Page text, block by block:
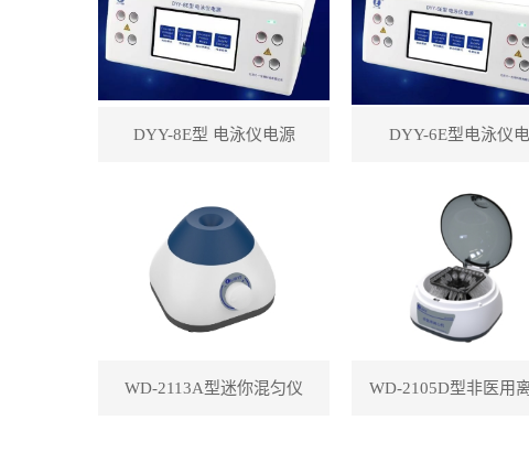
DYY-8E型 电泳仪电源 DYY-6E型电泳仪
WD-2113A型迷你混匀仪 WD-2105D型非医用